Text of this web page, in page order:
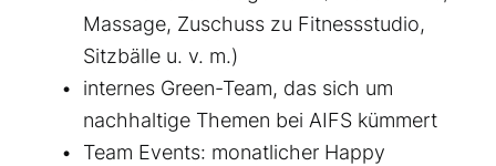
Massage, Zuschuss zu Fitnessstudio,
Sitzbälle u. v. m.)
internes Green-Team, das sich um
nachhaltige Themen bei AIFS kümmert
Team Events: monatlicher Happy